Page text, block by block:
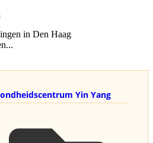
in Den Haag
Yin Yang